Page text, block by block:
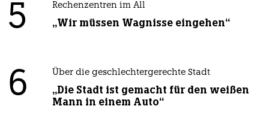
5 Rechenzentren im All
„Wir müssen Wagnisse eingehen“
6 Über die geschlechtergerechte Stadt
„Die Stadt ist gemacht für den weißen
Mann in einem Auto“